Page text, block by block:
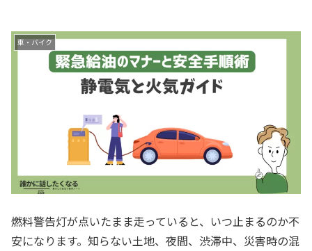
車・バイク
燃料警告灯が点いたまま走っていると、いつ止まるのか不
安になります。知らない土地、夜間、渋滞中、災害時の混